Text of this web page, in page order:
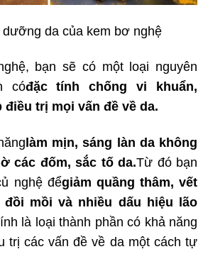
dưỡng da của kem bơ nghệ
bạn sẽ có một loại nguyên
cóđặc tính chống vi khuẩn,
trị mọi vấn đề về da.
làm mịn, sáng làn da không
các đốm, sắc tố da.Từ đó bạn
nghệ đểgiảm quầng thâm, vết
đồi mồi và nhiều dấu hiệu lão
là loại thành phần có khả năng
trị các vấn đề về da một cách tự